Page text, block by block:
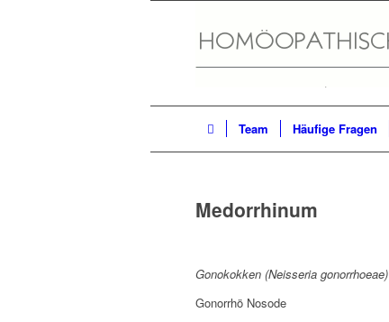
Team Häufige Fragen
Medorrhinum
Gonokokken (Neisseria gonorrhoeae)
Gonorrhö Nosode